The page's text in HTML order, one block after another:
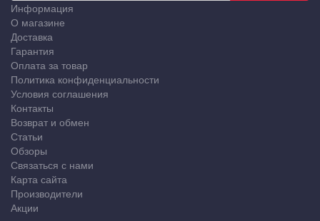
Информация
О магазине
Доставка
Гарантия
Оплата за товар
Политика конфиденциальности
Условия соглашения
Контакты
Возврат и обмен
Статьи
Обзоры
Связаться с нами
Карта сайта
Производители
Акции